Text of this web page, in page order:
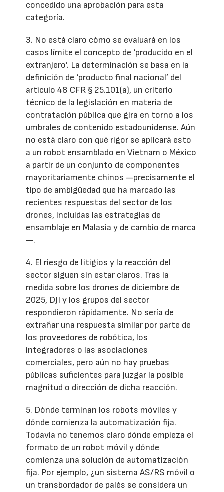
concedido una aprobación para esta
categoría.
3. No está claro cómo se evaluará en los
casos límite el concepto de ‘producido en el
extranjero’. La determinación se basa en la
definición de ‘producto final nacional’ del
artículo 48 CFR § 25.101(a), un criterio
técnico de la legislación en materia de
contratación pública que gira en torno a los
umbrales de contenido estadounidense. Aún
no está claro con qué rigor se aplicará esto
a un robot ensamblado en Vietnam o México
a partir de un conjunto de componentes
mayoritariamente chinos —precisamente el
tipo de ambigüedad que ha marcado las
recientes respuestas del sector de los
drones, incluidas las estrategias de
ensamblaje en Malasia y de cambio de marca
—.
4. El riesgo de litigios y la reacción del
sector siguen sin estar claros. Tras la
medida sobre los drones de diciembre de
2025, DJI y los grupos del sector
respondieron rápidamente. No sería de
extrañar una respuesta similar por parte de
los proveedores de robótica, los
integradores o las asociaciones
comerciales, pero aún no hay pruebas
públicas suficientes para juzgar la posible
magnitud o dirección de dicha reacción.
5. Dónde terminan los robots móviles y
dónde comienza la automatización fija.
Todavía no tenemos claro dónde empieza el
formato de un robot móvil y dónde
comienza una solución de automatización
fija. Por ejemplo, ¿un sistema AS/RS móvil o
un transbordador de palés se considera un